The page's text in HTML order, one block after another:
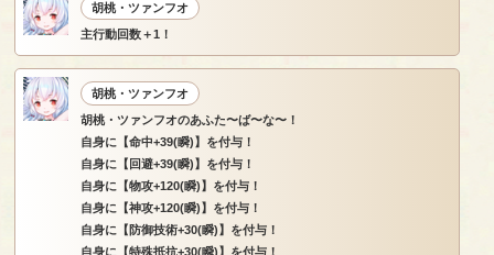
胡桃・ツァンフオ
主行動回数＋1！
胡桃・ツァンフオ
胡桃・ツァンフオのあふた〜ば〜な〜！
自身に【命中+39(瞬)】を付与！
自身に【回避+39(瞬)】を付与！
自身に【物攻+120(瞬)】を付与！
自身に【神攻+120(瞬)】を付与！
自身に【防御技術+30(瞬)】を付与！
自身に【特殊抵抗+30(瞬)】を付与！